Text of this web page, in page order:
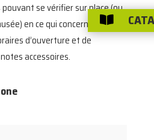
se vérifier sur place (ou
en ce qui concerne les
d’ouverture et de
accessoires.
